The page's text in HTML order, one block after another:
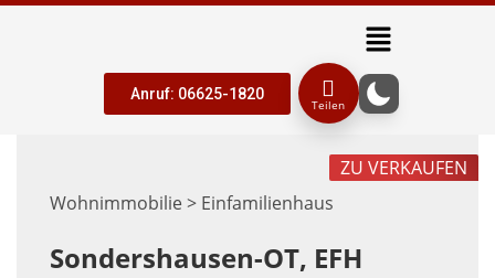
Anruf: 06625-1820
Teilen
Wohnimmobilie > Einfamilienhaus
ZU VERKAUFEN
Sondershausen-OT, EFH